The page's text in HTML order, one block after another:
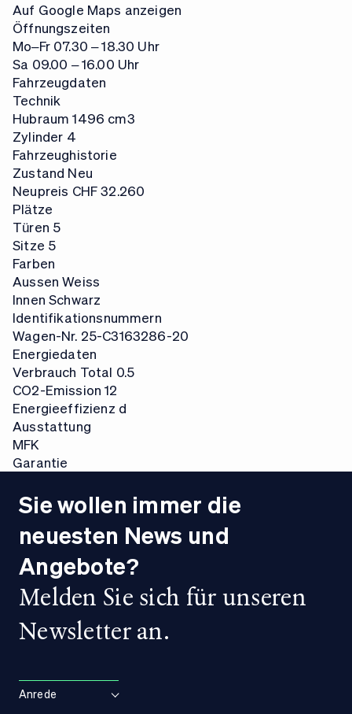
Auf Google Maps anzeigen
Öffnungszeiten
Mo–Fr07.30 – 18.30 Uhr
Sa 09.00 – 16.00 Uhr
Fahrzeugdaten
Technik
Hubraum 1496 cm3
Zylinder 4
Fahrzeughistorie
Zustand Neu
Neupreis CHF 32.260
Plätze
Türen 5
Sitze 5
Farben
Aussen Weiss
Innen Schwarz
Identifikationsnummern
Wagen-Nr. 25-C3163286-20
Energiedaten
Verbrauch Total 0.5
CO2-Emission 12
Energieeffizienz d
Ausstattung
Optional Equipment
Nein
Nein
MFK
MFK
Garantie
Nein
Sie wollen immer die
neuesten News und
Angebote?
Melden Sie sich für unseren
Newsletter an.
Anrede